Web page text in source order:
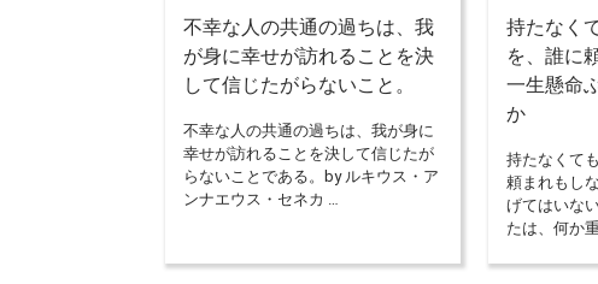
不幸な人の共通の過ちは、我
が身に幸せが訪れることを決
して信じたがらないこと。
不幸な人の共通の過ちは、我が身に
幸せが訪れることを決して信じたが
らないことである。by ルキウス・ア
ンナエウス・セネカ …
持たなく
を、誰に
一生懸命
か
持たなくて
頼まれもし
げてはいな
たは、何か